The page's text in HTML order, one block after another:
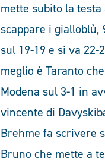
mette subito la
scappare i gialloblù,
sul 19-19 e si va 22-
meglio è Taranto
Modena sul 3-1 in
vincente di
Brehme fa scrivere
Bruno che mette a